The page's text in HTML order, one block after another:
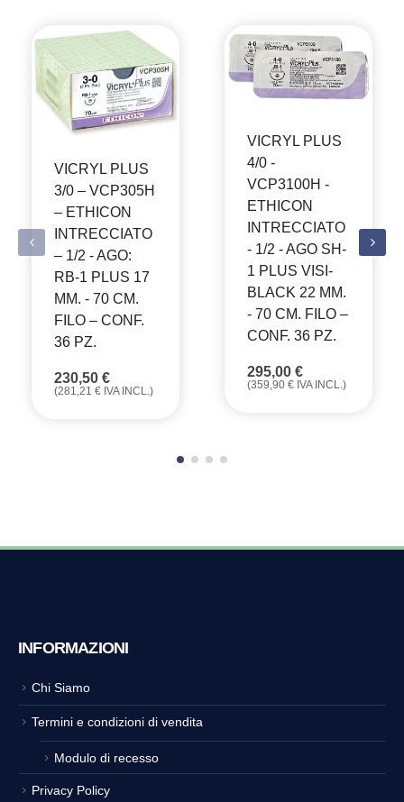
VICRYL PLUS
3/0 – VCP305H
– ETHICON
INTRECCIATO
– 1/2 - AGO:
RB-1 PLUS 17
MM. - 70 CM.
FILO – CONF.
36 PZ.
230,50 €
(281,21 € IVA INCL.)
VICRYL PLUS
4/0 -
VCP3100H -
ETHICON
INTRECCIATO
- 1/2 - AGO SH-
1 PLUS VISI-
BLACK 22 MM.
- 70 CM. FILO –
CONF. 36 PZ.
295,00 €
(359,90 € IVA INCL.)
INFORMAZIONI
Chi Siamo
Termini e condizioni di vendita
Modulo di recesso
Privacy Policy